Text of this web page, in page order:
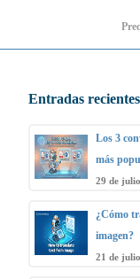
Entradas recientes
Los 3
más
29 de
¿Cómo
imagen?
21 de